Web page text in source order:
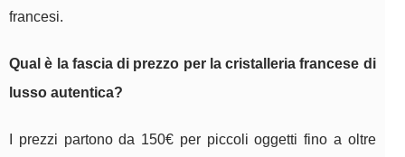
francesi.
Qual è la fascia di prezzo per la cristalleria francese di
lusso autentica?
I prezzi partono da 150€ per piccoli oggetti fino a oltre